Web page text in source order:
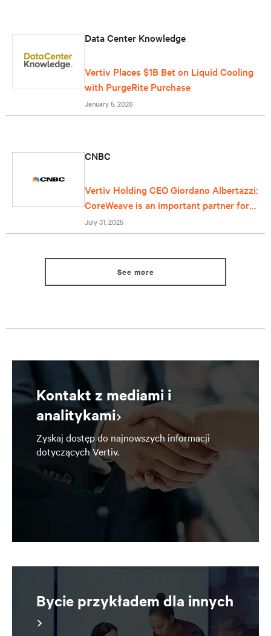
Data Center Knowledge
Vertiv Places $1B Bet on Liquid Cooling
with PurgeRite Purchase
January 5, 2026
CNBC
Vertiv Holding CEO Giordano Albertazzi:
CoreWeave is an important partner for
us
July 31, 2025
See more
Kontakt z mediami i
analitykami
Zyskaj dostęp do najnowszych informacji
dotyczących Vertiv.
Bycie przykładem dla innych